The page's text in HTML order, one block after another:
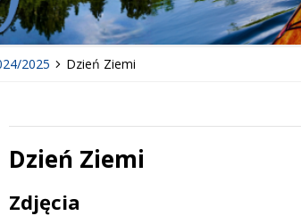
2025 Dzień Ziemi
Dzień Ziemi
Treść
Zdjęcia